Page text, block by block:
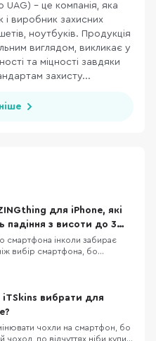
- це компанія, яка
виробник захисних
ноутбуків. Продукція
виглядом, викликає у
та міцності завдяки
захисту...
для iPhone, які
падіння з висоти до 3
смартфона інколи забирає
вибір смартфона, бо
яка давно себе
як виробник якісних,
красивих аксесуарів до iPhone
вибрати для
чохли на смартфон, бо
чохол, по відчуттях ніби купив